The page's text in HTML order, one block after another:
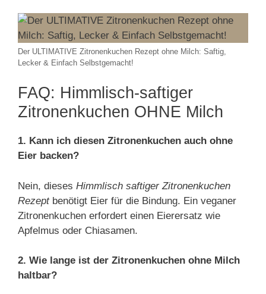
Der ULTIMATIVE Zitronenkuchen Rezept ohne Milch: Saftig,
Lecker & Einfach Selbstgemacht!
FAQ: Himmlisch-saftiger
Zitronenkuchen OHNE Milch
1. Kann ich diesen Zitronenkuchen auch ohne
Eier backen?
Nein, dieses Himmlisch saftiger Zitronenkuchen
Rezeptbenötigt Eier für die Bindung. Ein veganer
Zitronenkuchen erfordert einen Eierersatz wie
Apfelmus oder Chiasamen.
2. Wie lange ist der Zitronenkuchen ohne Milch
haltbar?